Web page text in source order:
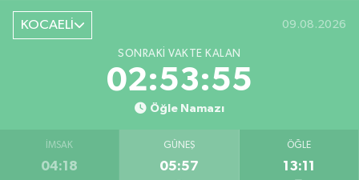
KOCAELİ 09.08.2026
SONRAKI VAKTE KALAN
02:53:54
Öğle Namazı
İMSAK
04:18
GÜNEŞ
05:57
ÖĞLE
13:11